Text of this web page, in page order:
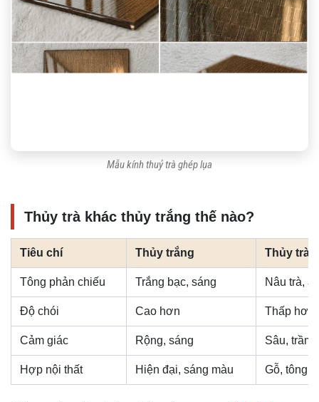
Mẫu kính thuỷ trà ghép lụa
Thủy trà khác thủy trắng thế nào?
Tiêu chí Thủy trắng Thủy trà
Tông phản chiếu Trắng bạc, sáng Nâu trà,
Độ chói Cao hơn Thấp hơn
Cảm giác Rộng, sáng Sâu, trầm
Hợp nội thất Hiện đại, sáng màu Gỗ, tông